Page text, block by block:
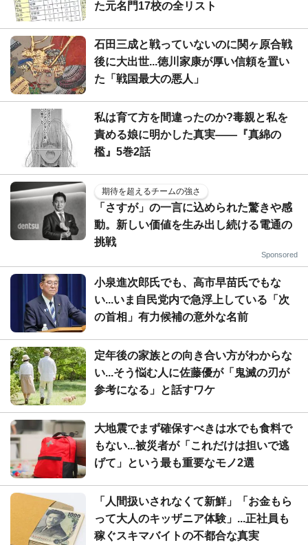
た元名門17校の全リスト
石田三成と戦っていないのに関ヶ原合戦
後に大出世...徳川家康が厚い信頼を置い
た「戦国最大の悪人」
私は育て方を間違ったのか?毒親と私を
責める娘に明かした真実――『真綿の
檻』5巻2話
期待を超えるチームの強さ
「さすが」の一言に込められた驚きや感
動。新しい価値を生み出し続ける電通の
挑戦
Sponsored
小泉進次郎氏でも、高市早苗氏でもな
い...いま自民党内で急浮上している「次
の首相」有力候補の意外な名前
定年後の家族との向き合い方がわからな
い...そう悩む人に佐藤優が「鬼滅の刃が
参考になる」と話すワケ
大地震でまず確保すべきは水でも食料で
もない...被災者が「これだけは担いで逃
げて」という最も重要なモノ2選
「人間扱いされなくて新鮮」「お金もら
って大人のキッザニア体験」...正社員も
稼ぐスキマバイトの不都合な真実